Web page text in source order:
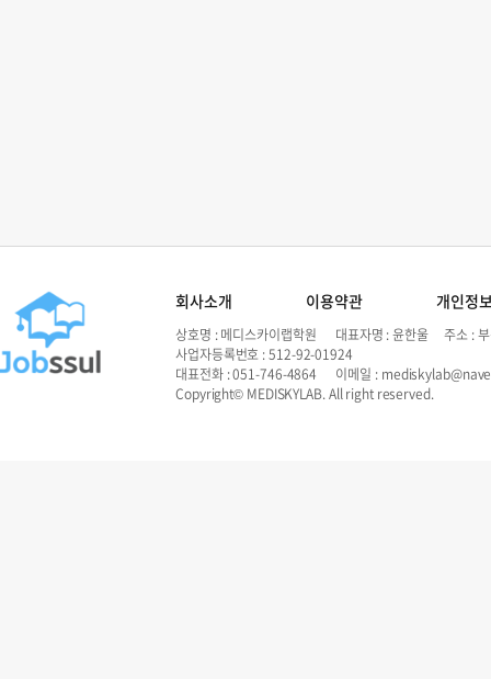
회사소개 이용약관 개인정
상호명 : 메디스카이랩학원 대표자명 : 윤한울 주소 : 부
사업자등록번호 : 512-92-01924
대표전화 : 051-746-4864 이메일 :
Copyright© MEDISKYLAB. All right reserved.